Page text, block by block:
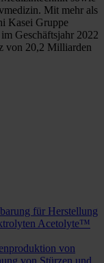
Mit mehr als
Kasei Gruppe
Geschäftsjahr 2022
von 20,2 Milliarden
für Herstellung
Acetolyte™
von
von Stürzen und